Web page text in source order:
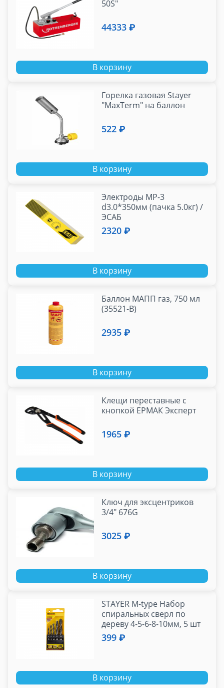
50S"
44333 ₽
В корзину
Горелка газовая Stayer
"MaxTerm" на баллон
522 ₽
В корзину
Электроды МР-3
d3.0*350мм (пачка 5.0кг) /
ЭСАБ
2320 ₽
В корзину
Баллон МАПП газ, 750 мл
(35521-В)
2935 ₽
В корзину
Клещи переставные с
кнопкой ЕРМАК Эксперт
1965 ₽
В корзину
Ключ для эксцентриков
3/4" 676G
3025 ₽
В корзину
STAYER M-type Набор
спиральных сверл по
дереву 4-5-6-8-10мм, 5 шт
399 ₽
В корзину